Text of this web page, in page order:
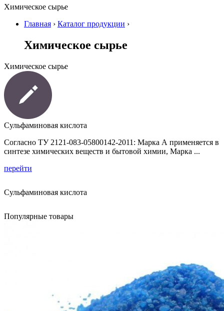
Химическое сырье
Главная › Каталог продукции ›
Химическое сырье
Химическое сырье
Сульфаминовая кислота
Согласно ТУ 2121-083-05800142-2011: Марка А применяется в
синтезе химических веществ и бытовой химии, Марка ...
перейти
Сульфаминовая кислота
Популярные товары